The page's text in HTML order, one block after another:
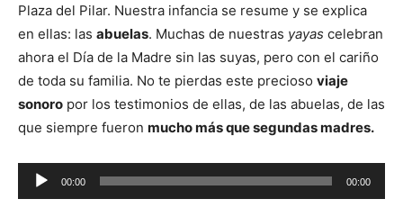
Plaza del Pilar. Nuestra infancia se resume y se explica
en ellas: las abuelas. Muchas de nuestras yayas celebran
ahora el Día de la Madre sin las suyas, pero con el cariño
de toda su familia. No te pierdas este precioso viaje
sonoro por los testimonios de ellas, de las abuelas, de las
que siempre fueron mucho más que segundas madres.
Reproductor
de
00:00 00:00